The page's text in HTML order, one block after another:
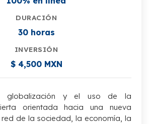
DURACIÓN
30 horas
INVERSIÓN
$ 4,500 MXN
globalización y el uso de la
orientada hacia una nueva
de la sociedad, la economía, la